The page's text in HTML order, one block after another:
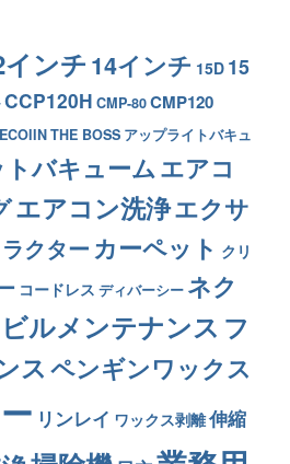
インチ14インチ 15D 15
CCP120H CMP-80CMP120
THE BOSS アップライトバキュ
バキュームエアコ
エアコン洗浄エクサ
クター カーペット クリ
コードレス ディバーシー ネク
ビルメンテナンス フ
スペンギンワックス
リンレイ ワックス剥離伸縮